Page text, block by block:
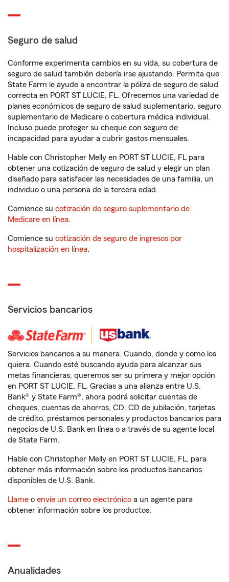
Seguro de salud
Conforme experimenta cambios en su vida, su cobertura de
seguro de salud también debería irse ajustando. Permita que
State Farm le ayude a encontrar la póliza de seguro de salud
correcta en PORT ST LUCIE, FL. Ofrecemos una variedad de
planes económicos de seguro de salud suplementario, seguro
suplementario de Medicare o cobertura médica individual.
Incluso puede proteger su cheque con seguro de
incapacidad para ayudar a cubrir gastos mensuales.
Hable con Christopher Melly en PORT ST LUCIE, FL para
obtener una cotización de seguro de salud y elegir un plan
diseñado para satisfacer las necesidades de una familia, un
individuo o una persona de la tercera edad.
Comience su cotización de seguro suplementario de
Medicare en línea.
Comience su cotización de seguro de ingresos por
hospitalización en línea.
Servicios bancarios
Servicios bancarios a su manera. Cuando, donde y como los
quiera. Cuando esté buscando ayuda para alcanzar sus
metas financieras, queremos ser su primera y mejor opción
en PORT ST LUCIE, FL. Gracias a una alianza entre U.S.
Bank® y State Farm®, ahora podrá solicitar cuentas de
cheques, cuentas de ahorros, CD, CD de jubilación, tarjetas
de crédito, préstamos personales y productos bancarios para
negocios de U.S. Bank en línea o a través de su agente local
de State Farm.
Hable con Christopher Melly en PORT ST LUCIE, FL, para
obtener más información sobre los productos bancarios
disponibles de U.S. Bank.
Llame o envíe un correo electrónico a un agente para
obtener información sobre los productos.
Anualidades